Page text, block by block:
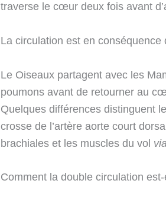
traverse le cœur deux fois avant
La circulation est en conséquence
Le Oiseaux partagent avec les
poumons avant de retourner au
Quelques différences distinguent
crosse de l’artère aorte court
brachiales et les muscles du vol via
Comment la double circulation